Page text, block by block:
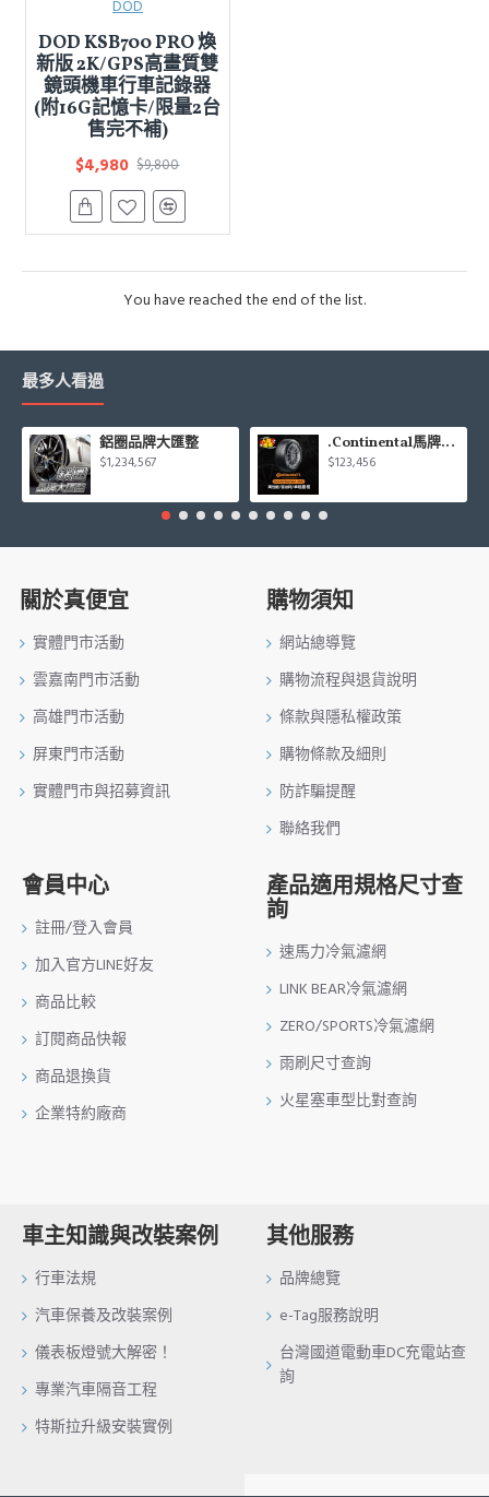
DOD
DOD KSB700 PRO 煥
新版 2K/GPS高畫質雙
鏡頭機車行車記錄器
(附16G記憶卡/限量2台
售完不補)
$4,980 $9,800
You have reached the end of the list.
最多人看過
鋁圈品牌大匯整
$1,234,567
.Continental馬牌CCK輪胎特價專區
$123,456
關於真便宜
實體門市活動
雲嘉南門市活動
高雄門市活動
屏東門市活動
實體門市與招募資訊
購物須知
網站總導覽
購物流程與退貨說明
條款與隱私權政策
購物條款及細則
防詐騙提醒
聯絡我們
會員中心
註冊/登入會員
加入官方LINE好友
商品比較
訂閱商品快報
商品退換貨
企業特約廠商
產品適用規格尺寸查
詢
速馬力冷氣濾網
LINK BEAR冷氣濾網
ZERO/SPORTS冷氣濾網
雨刷尺寸查詢
火星塞車型比對查詢
車主知識與改裝案例
行車法規
汽車保養及改裝案例
儀表板燈號大解密！
專業汽車隔音工程
特斯拉升級安裝實例
其他服務
品牌總覽
e-Tag服務說明
台灣國道電動車DC充電站查
詢